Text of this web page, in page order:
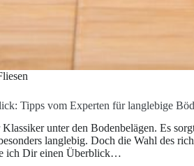
Tipps vom Experten für langlebige
unter den Bodenbelägen. Es
langlebig. Doch die Wahl des
ich Dir einen Überblick…